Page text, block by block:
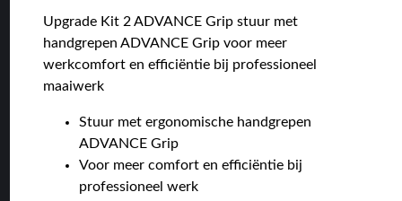
Upgrade Kit 2 ADVANCE Grip stuur met
handgrepen ADVANCE Grip voor meer
werkcomfort en efficiëntie bij professioneel
maaiwerk
Stuur met ergonomische handgrepen
ADVANCE Grip
Voor meer comfort en efficiëntie bij
professioneel werk